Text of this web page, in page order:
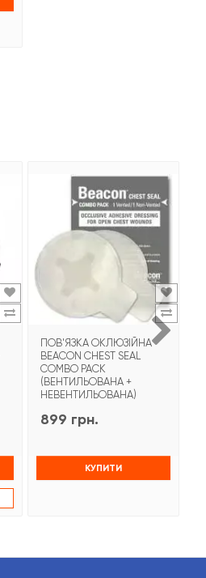
ПОВ'ЯЗКА ОКЛЮЗІЙНА
BEACON CHEST SEAL
COMBO PACK
(ВЕНТИЛЬОВАНА +
НЕВЕНТИЛЬОВАНА)
899 грн.
КУПИТИ